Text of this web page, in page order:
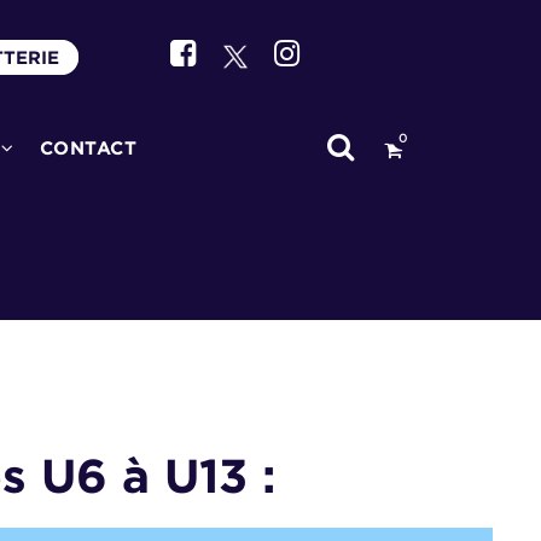
CONTACT 0
U6 à U13 :